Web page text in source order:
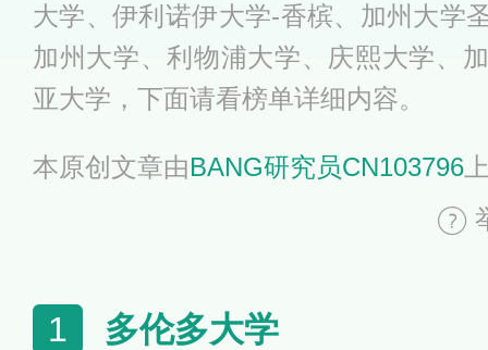
大学、伊利诺伊大学-香槟、加州大学
加州大学、利物浦大学、庆熙大学、
亚大学，下面请看榜单详细内容。
本原创文章由BANG研究员CN103796
1 多伦多大学